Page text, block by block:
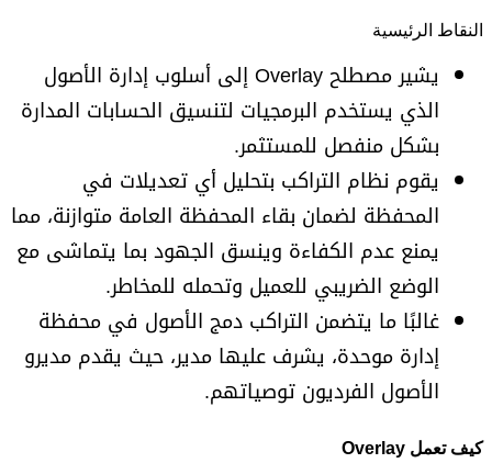
النقاط الرئيسية
يشير مصطلح Overlay إلى أسلوب إدارة الأصول
الذي يستخدم البرمجيات لتنسيق الحسابات المدارة
بشكل منفصل للمستثمر.
يقوم نظام التراكب بتحليل أي تعديلات في
المحفظة لضمان بقاء المحفظة العامة متوازنة، مما
يمنع عدم الكفاءة وينسق الجهود بما يتماشى مع
الوضع الضريبي للعميل وتحمله للمخاطر.
غالبًا ما يتضمن التراكب دمج الأصول في محفظة
إدارة موحدة، يشرف عليها مدير، حيث يقدم مديرو
الأصول الفرديون توصياتهم.
كيف تعمل Overlay